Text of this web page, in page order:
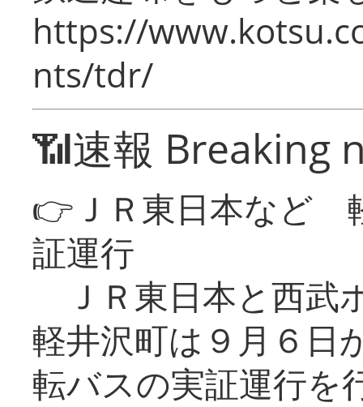
https://
nts/tdr/
📶速報 Breaking
👉ＪＲ東日本など
証運行
ＪＲ東日本と西武
軽井沢町は９月６日
転バスの実証運行を